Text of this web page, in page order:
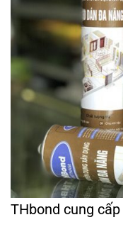
THbond cung cấp